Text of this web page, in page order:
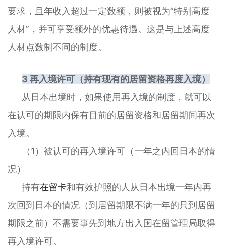
要求，且年收入超过一定数额，则被视为“特别高度
人材”，并可享受额外的优惠待遇。这是与上述高度
人材点数制不同的制度。
3 再入境许可（持有现有的居留资格再度入境）
从日本出境时，如果使用再入境的制度，就可以
在认可的期限内保有目前的居留资格和居留期间再次
入境。
（1）被认可的再入境许可（一年之内回日本的情
况）
持有在留卡和有效护照的人从日本出境一年内再
次回到日本的情况（到居留期限不满一年的只到居留
期限之前）不需要事先到地方出入国在留管理局取得
再入境许可。